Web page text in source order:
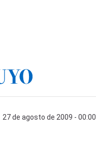
27 de agosto de 2009 - 00:00